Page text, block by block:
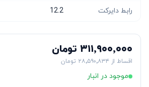
رابط دایرکت 12.2
۳۱۱٬۹۰۰٬۰۰۰ تومان
اقساط از ۲۸٬۵۹۰٬۸۳۴ تومان
موجود در انبار